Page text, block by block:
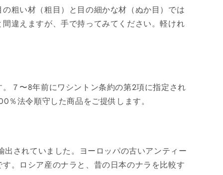
粗い材（粗目）と目の細かな材（ぬか目）では
違えますが、手で持ってみてください。軽けれ
７〜8年前にワシントン条約の第2項に指定され
法令順守した商品をご提供します。
されていました。ヨーロッパの古いアンティー
。ロシア産のナラと、昔の日本のナラを比較す